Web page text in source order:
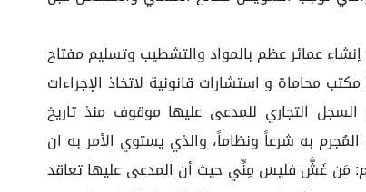
عمائر عظم بالمواد والتشطيب وتسليم مفتاح
محاماة و استشارات قانونية لاتخاذ الإجراءات
التجاري للمدعى عليها موقوف منذ تاريخ
المُجرم به شرعاً ونظاماً، والذي يستوي الأمر به ان
مَن غَشَّ فليسَ مِنِّي حيث أن المدعى عليها تعاقد